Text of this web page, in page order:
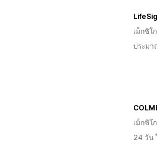
เม็กซิโก
ประมา
เม็กซิโก
24 วัน